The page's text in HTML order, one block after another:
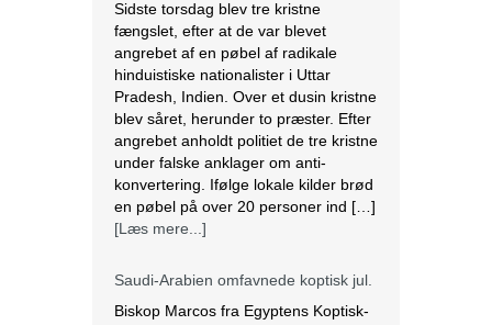
konvertering. Ifølge lokale kilder brød
en pøbel på over 20 personer ind […]
[Læs mere...]
Saudi-Arabien omfavnede koptisk jul.
Biskop Marcos fra Egyptens Koptisk-
ortodokse kirke besøgte Saudi
Arabien, hvor han fejrede den østlige
juleliturgi sammen med 3.000
koptiske kristne bosiddende i landet.
nation, der er hjemsted for
pilgrimsfærdsstederne Mekka og